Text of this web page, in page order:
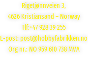
Rigetjønnveien 3,
4626 Kristiansand – Norway
Tlf:+47 928 39 255
E-post: post@hobbyfabrikken.no
Org nr.: NO 959 610 738 MVA